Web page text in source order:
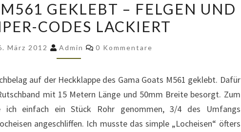
HECKKLAPPE
VON
GOAT
GEKLEBT
–
FELGEN
UND
GEKLEBT – FELGEN UND
CODES LACKIERT
März 2012 Admin Kommentare
0 Kommentare
auf der Heckklappe des Gama Goats M561 geklebt. Dafür
mit 15 Metern Länge und 50mm Breite besorgt. Zum
ich einfach ein Stück Rohr genommen, 3/4 des Umfangs
angeschliffen. Ich musste das simple „Locheisen“ öfters